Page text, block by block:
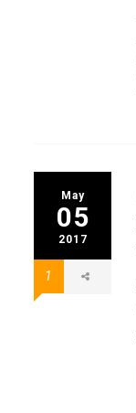
May
05
2017
1